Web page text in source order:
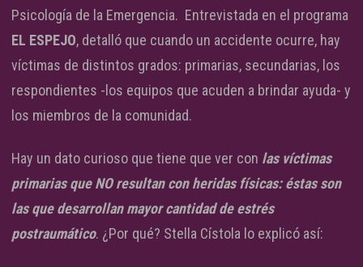
Psicología de la Emergencia. Entrevistada en el programa
EL ESPEJO, detalló que cuando un accidente ocurre, hay
víctimas de distintos grados: primarias, secundarias, los
respondientes -los equipos que acuden a brindar ayuda- y
los miembros de la comunidad.
Hay un dato curioso que tiene que ver con las víctimas
primarias que NO resultan con heridas físicas: éstas son
las que desarrollan mayor cantidad de estrés
postraumático. ¿Por qué? Stella Cístola lo explicó así: